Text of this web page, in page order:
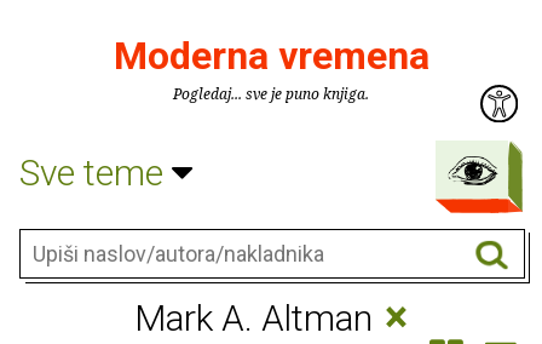
Moderna vremena
Pogledaj... sve je puno knjiga.
Sve teme
Mark A. Altman ×